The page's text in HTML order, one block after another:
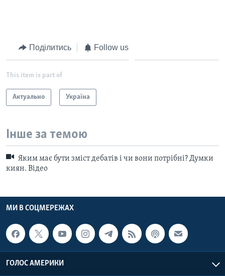
Поділитись Follow us
This item is part of
Актуально Україна
Інше за темою
Яким має бути зміст дебатів і чи вони потрібні? Думки
киян. Відео
МИ В СОЦМЕРЕЖАХ
ГОЛОС АМЕРИКИ